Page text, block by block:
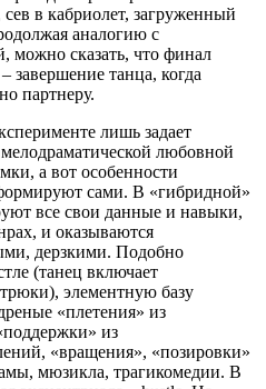
в кабриолет, загруженный
аналогию с
можно сказать, что финал
завершение танца, когда
партнеру.
лишь задает
любовной
а вот особенности
сами. В «гибридной»
все свои данные и навыки,
и оказываются
дерзкими. Подобно
(танец включает
элементную базу
«плетения» из
из
«вращения», «позировки»
мюзикла, трагикомедии. В